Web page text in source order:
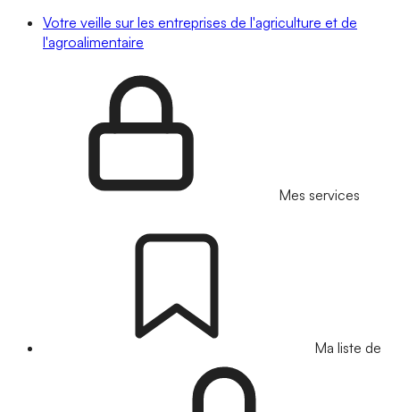
Votre veille sur les entreprises de l'agriculture et de
l'agroalimentaire
Mes services
Ma liste de